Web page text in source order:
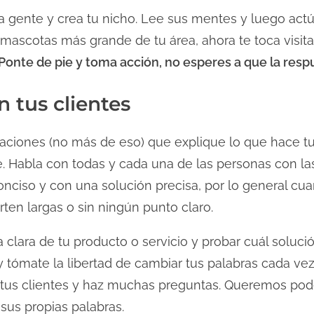
gente y crea tu nicho. Lee sus mentes y luego
más grande de tu área, ahora te toca
de pie y toma acción, no esperes a que la
tus clientes
(no más de eso) que explique lo que hace
Habla con todas y cada una de las personas con
y con una solución precisa, por lo general
largas o sin ningún punto claro.
clara de tu producto o servicio y probar cuál
la libertad de cambiar tus palabras cada
clientes y haz muchas preguntas. Queremos
propias palabras.